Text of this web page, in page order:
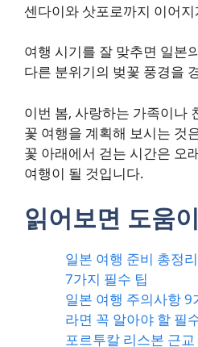
센다이와 삿포로까지 이어
여행 시기를 잘 맞추면 일본
다른 분위기의 벚꽃 풍경을
이번 봄, 사랑하는 가족이나
꽃 여행을 계획해 보시는 것
꽃 아래에서 걷는 시간은 오
여행이 될 것입니다.
읽어보면 도움
일본 여행 준비 총정
7가지 필수 팁
일본 여행 주의사항
라면 꼭 알아야 할 필
포르투칼 리스본 근